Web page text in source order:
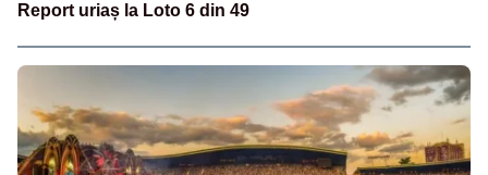
Report uriaș la Loto 6 din 49